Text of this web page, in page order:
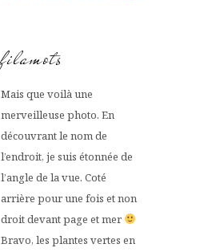
filamots
Mais que voilà une
merveilleuse photo. En
découvrant le nom de
l’endroit, je suis étonnée de
l’angle de la vue. Coté
arrière pour une fois et non
droit devant page et mer
Bravo, les plantes vertes en